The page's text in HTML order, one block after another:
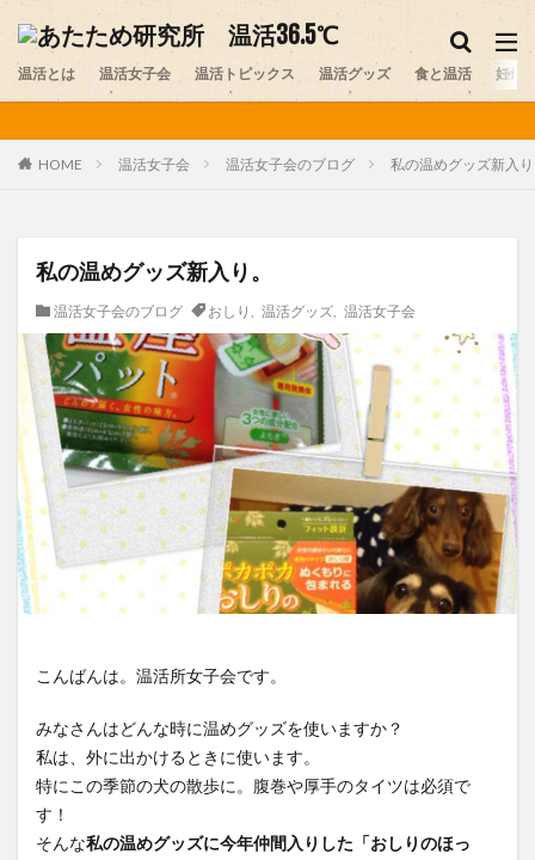
温活とは 温活女子会 温活トピックス 温活グッズ 食と温活 妊活
HOME 温活女子会 温活女子会のブログ 私の温めグッズ新入
私の温めグッズ新入り。
温活女子会のブログ おしり 温活グッズ 温活女子会
こんばんは。温活所女子会です。
みなさんはどんな時に温めグッズを使いますか？
私は、外に出かけるときに使います。
特にこの季節の犬の散歩に。腹巻や厚手のタイツは必須で
す！
そんな私の温めグッズに今年仲間入りした「おしりのほっ
温活グッズ 味噌
カテゴリー
デリケートゾーン
ニット
ペット
ヨガ レビュー
不妊症
中医学
乾布摩擦 体験談 冷え
医師
医師コラム
味噌
味噌ソムリエ
夏温活
女性ホルモン 妊活
妊活スポット
寒暖差疲労
岩盤浴 手作り味噌
更年期
最新情報
末端冷え 梅雨
温活
温活イベント
温活グッズ
温活グルメ
温活スポット
温活プレイス
温活レシピ
温活女子会
温活女子会が行く
温活方法
生理痛
疲労 発酵食品
肩こり
葉酸 薬膳 血行
表面の冷え
靴下
顔温活 食と温活